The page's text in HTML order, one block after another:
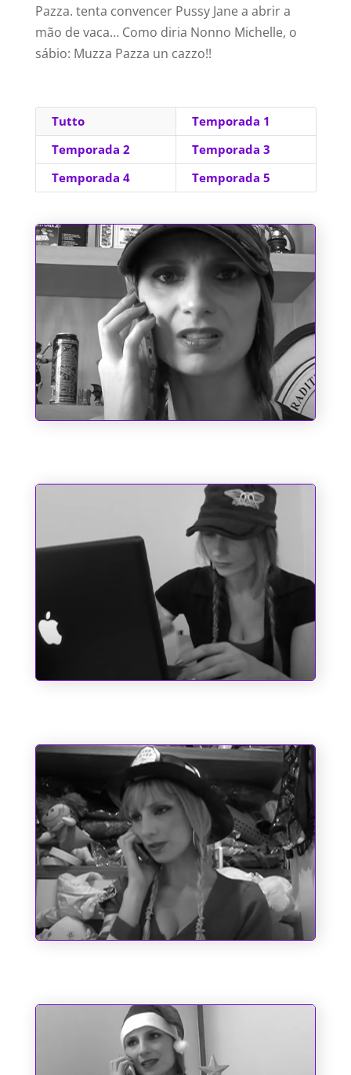
Pazza. tenta convencer Pussy Jane a abrir a
mão de vaca… Como diria Nonno Michelle, o
sábio: Muzza Pazza un cazzo!!
Tutto
Temporada 1
Temporada 2
Temporada 3
Temporada 4
Temporada 5